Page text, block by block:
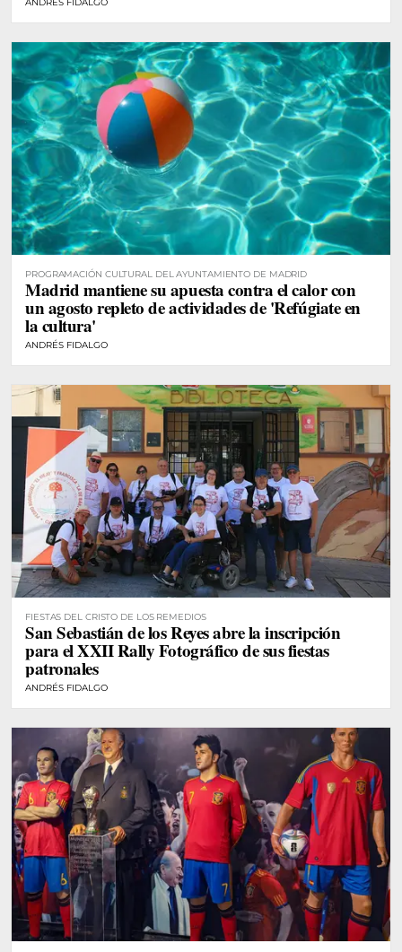
PROGRAMACIÓN CULTURAL DEL AYUNTAMIENTO DE MADRID
Madrid mantiene su apuesta contra el calor con
un agosto repleto de actividades de 'Refúgiate en
la cultura'
ANDRÉS FIDALGO
FIESTAS DEL CRISTO DE LOS REMEDIOS
San Sebastián de los Reyes abre la inscripción
para el XXII Rally Fotográfico de sus fiestas
patronales
ANDRÉS FIDALGO